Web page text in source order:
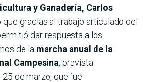
y Ganadería, Carlos
que gracias al trabajo articulado del
dar respuesta a los
de la marcha anual de la
Campesina, prevista
de marzo, que fue